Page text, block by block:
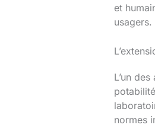
et
usagers.
L’un
normes